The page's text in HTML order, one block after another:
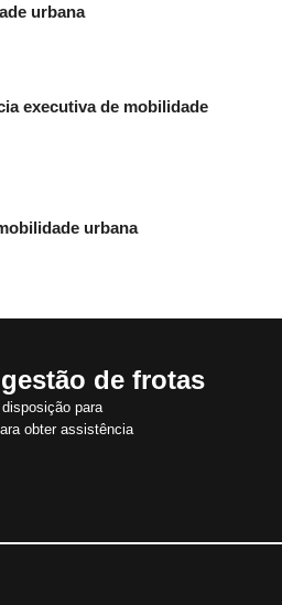
urbana
executiva de mobilidade
urbana
de frotas
para
obter assistência